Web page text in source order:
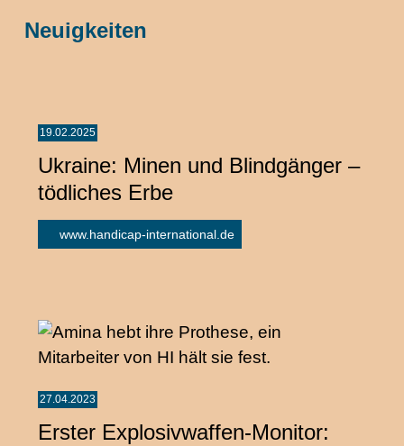
Neuigkeiten
19.02.2025
Ukraine: Minen und Blindgänger –
tödliches Erbe
www.handicap-international.de
27.04.2023
Erster Explosivwaffen-Monitor: